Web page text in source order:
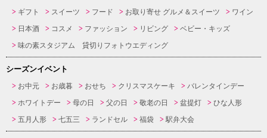
ギフト スイーツ フード お取り寄せ グルメ＆スイーツ
ワイン
日本酒
コスメ ファッション リビング
ベビー・キッズ
味の素スタジアム 貸切りフォトウエディング
シーズンイベント
お中元 お歳暮 おせち クリスマスケーキ
バレンタインデー
ホワイトデー
母の日 父の日 敬老の日 盆提灯
ひな人形
五月人形
七五三 ランドセル 福袋 駅弁大会